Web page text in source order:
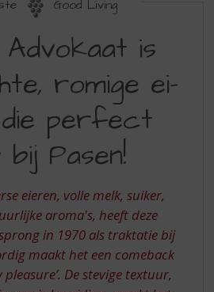
Good Living
is
romige ei-
perfect
Pasen!
eieren, volle melk, suiker,
aroma's, heeft deze
in 1970 als traktatie bij
maakt het een comeback
pleasure’. De stevige textuur,